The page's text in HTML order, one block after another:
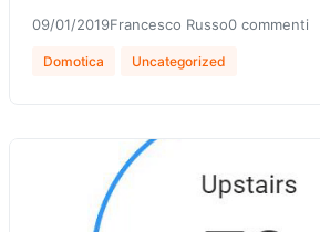
09/01/2019Francesco Russo0 commenti
Domotica Uncategorized